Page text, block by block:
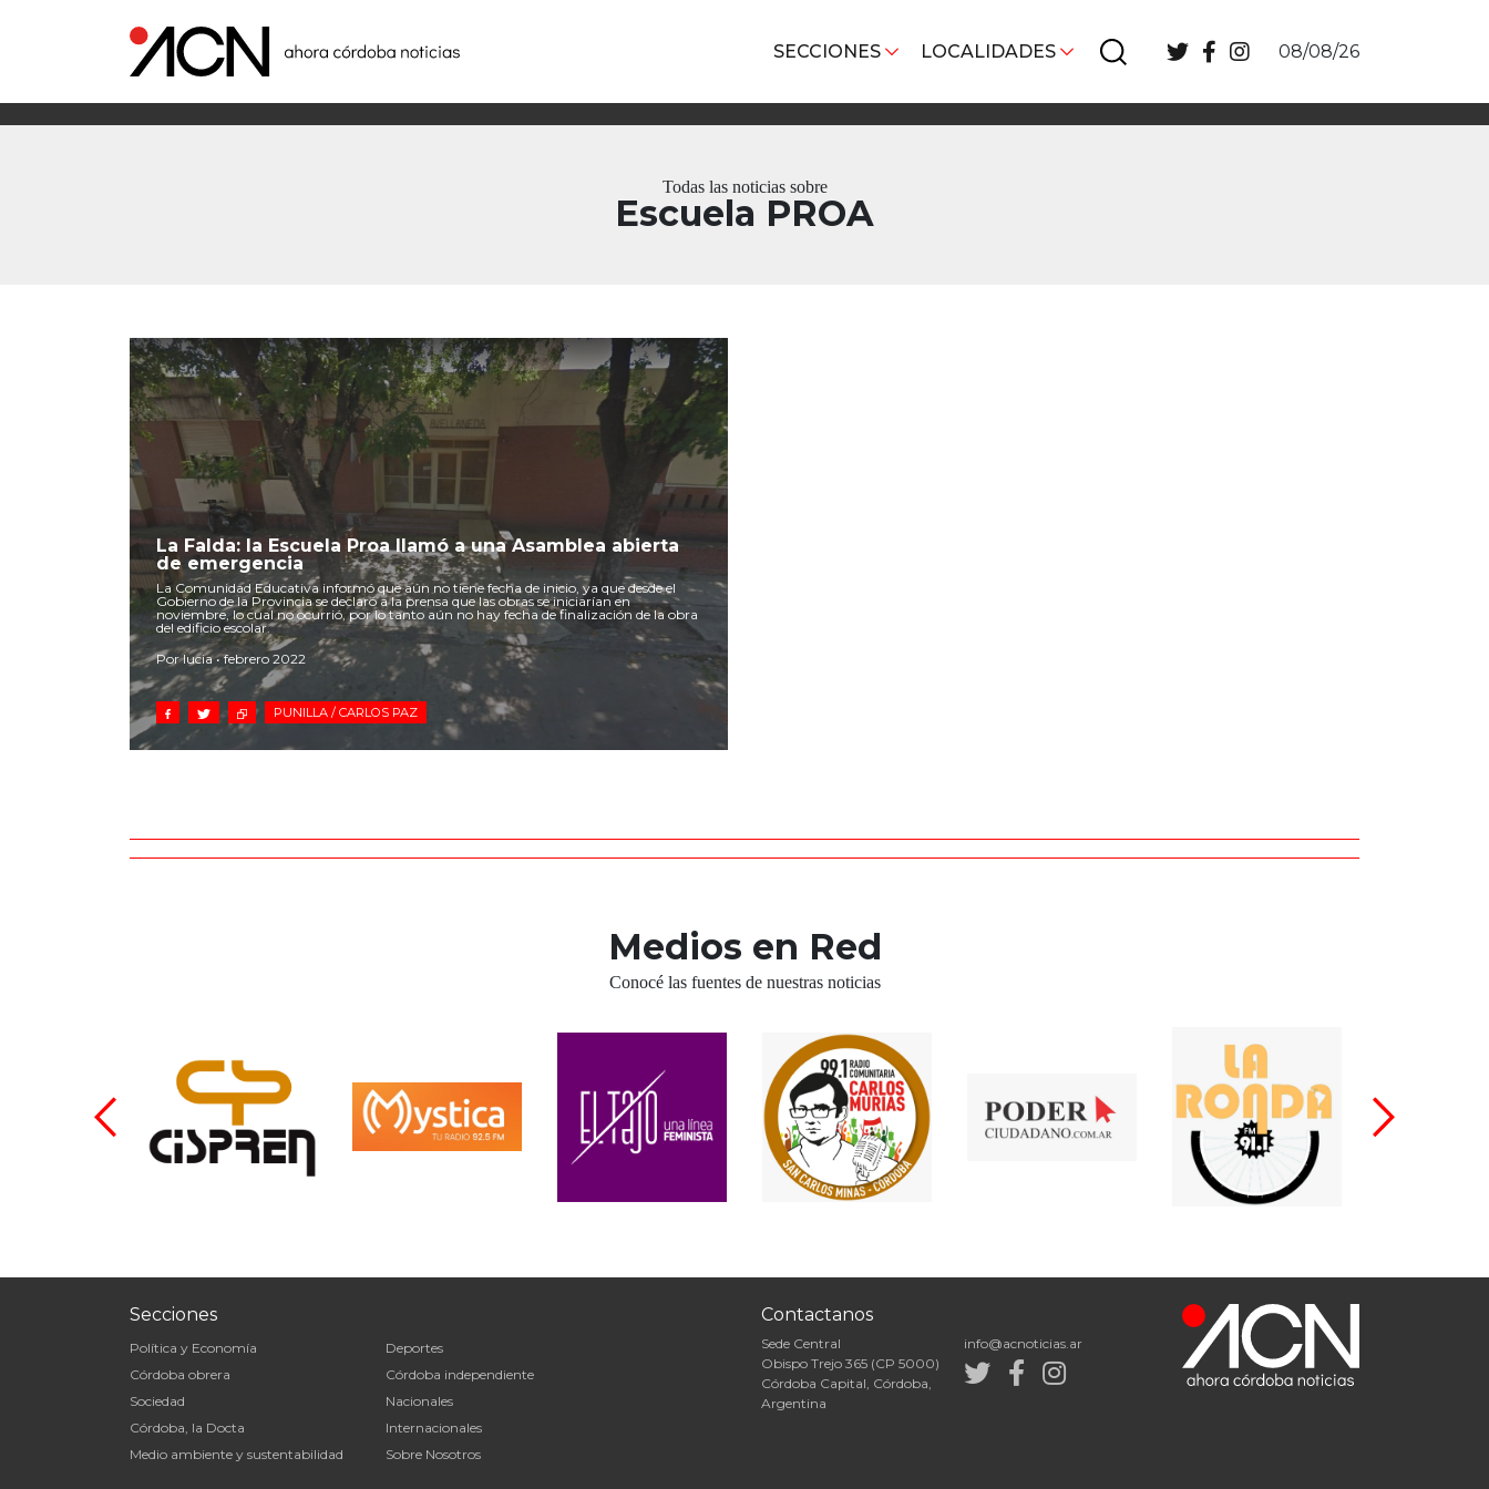
SECCIONES LOCALIDADES 08/08/26
Todas las noticias sobre
Escuela PROA
La Falda: la Escuela Proa llamó a una Asamblea abierta
de emergencia
La Comunidad Educativa informó que aún no tiene fecha de inicio, ya que desde el
Gobierno de la Provincia se declaró a la prensa que las obras se iniciarían en
noviembre, lo cual no ocurrió, por lo tanto aún no hay fecha de finalización de la obra
del edificio escolar.
Por lucia • febrero 2022
PUNILLA / CARLOS PAZ
Medios en Red
Conocé las fuentes de nuestras noticias
Secciones
Política y Economía
Córdoba obrera
Sociedad
Córdoba, la Docta
Medio ambiente y sustentabilidad
Deportes
Córdoba independiente
Nacionales
Internacionales
Sobre Nosotros
Contactanos
Sede Central
Obispo Trejo 365 (CP 5000)
Córdoba Capital, Córdoba,
Argentina
info@acnoticias.ar